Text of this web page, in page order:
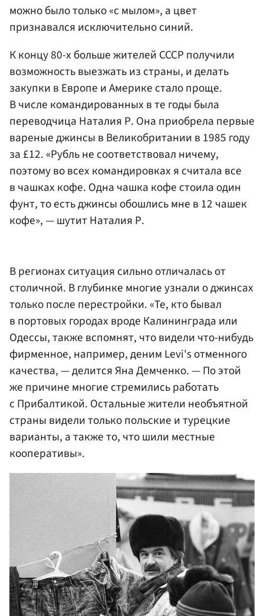
можно было только «с мылом», а цвет
признавался исключительно синий.
К концу 80-х больше жителей СССР получили
возможность выезжать из страны, и делать
закупки в Европе и Америке стало проще.
В числе командированных в те годы была
переводчица Наталия Р. Она приобрела первые
вареные джинсы в Великобритании в 1985 году
за £12. «Рубль не соответствовал ничему,
поэтому во всех командировках я считала все
в чашках кофе. Одна чашка кофе стоила один
фунт, то есть джинсы обошлись мне в 12 чашек
кофе», — шутит Наталия Р.
В регионах ситуация сильно отличалась от
столичной. В глубинке многие узнали о джинсах
только после перестройки. «Те, кто бывал
в портовых городах вроде Калининграда или
Одессы, также вспомнят, что видели что-нибудь
фирменное, например, деним Levi's отменного
качества, — делится Яна Демченко. — По этой
же причине многие стремились работать
с Прибалтикой. Остальные жители необъятной
страны видели только польские и турецкие
варианты, а также то, что шили местные
кооперативы».